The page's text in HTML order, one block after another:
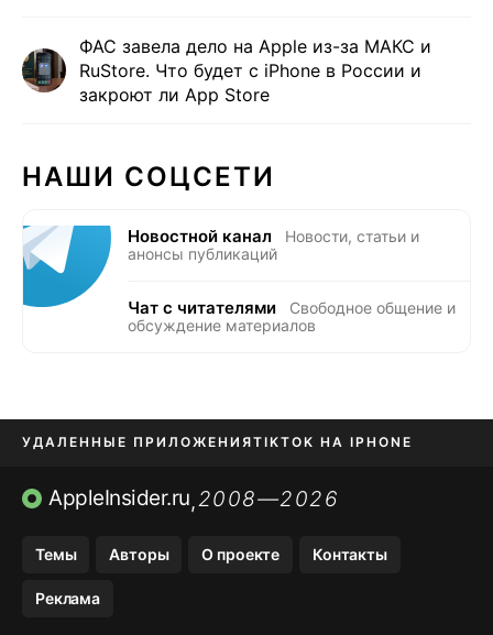
ФАС завела дело на Apple из-за МАКС и
RuStore. Что будет с iPhone в России и
закроют ли App Store
НАШИ СОЦСЕТИ
Новостной канал
Новости, статьи и
анонсы публикаций
Чат с читателями
Свободное общение и
обсуждение материалов
УДАЛЕННЫЕ ПРИЛОЖЕНИЯTIKTOK НА IPHONE
ПРИЛОЖЕНИЯ БЕЗ APP STORE
AppleInsider.ru,2008—2026
Темы Авторы О проекте Контакты
Реклама